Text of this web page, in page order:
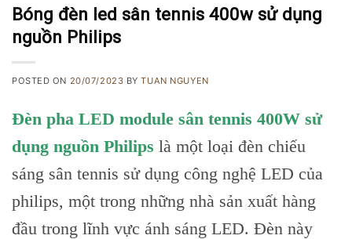
Bóng đèn led sân tennis 400w sử dụng
nguồn Philips
POSTED ON 20/07/2023 BYTUAN NGUYEN
Đèn pha LED module sân tennis 400W sử
dụng nguồn Philips là một loại đèn chiếu
sáng sân tennis sử dụng công nghệ LED của
philips, một trong những nhà sản xuất hàng
đầu trong lĩnh vực ánh sáng LED. Đèn này